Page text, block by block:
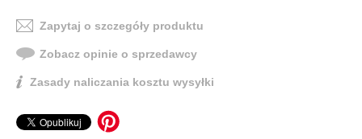
Zapytaj o szczegóły produktu
Zobacz opinie o sprzedawcy
Zasady naliczania kosztu wysyłki